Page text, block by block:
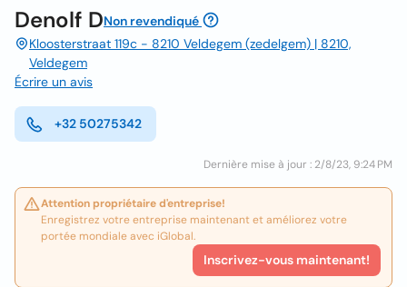
Denolf DNon revendiqué
Kloosterstraat 119c - 8210 Veldegem (zedelgem) | 8210,
Veldegem
Écrire un avis
+32 50275342
Dernière mise à jour : 2/8/23, 9:24 PM
Attention propriétaire d'entreprise!
Enregistrez votre entreprise maintenant et améliorez votre
portée mondiale avec iGlobal.
Inscrivez-vous maintenant!